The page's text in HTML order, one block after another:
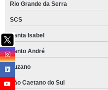
Rio Grande da Serra
SCS
Santa Isabel
Santo André
Suzano
São Caetano do Sul